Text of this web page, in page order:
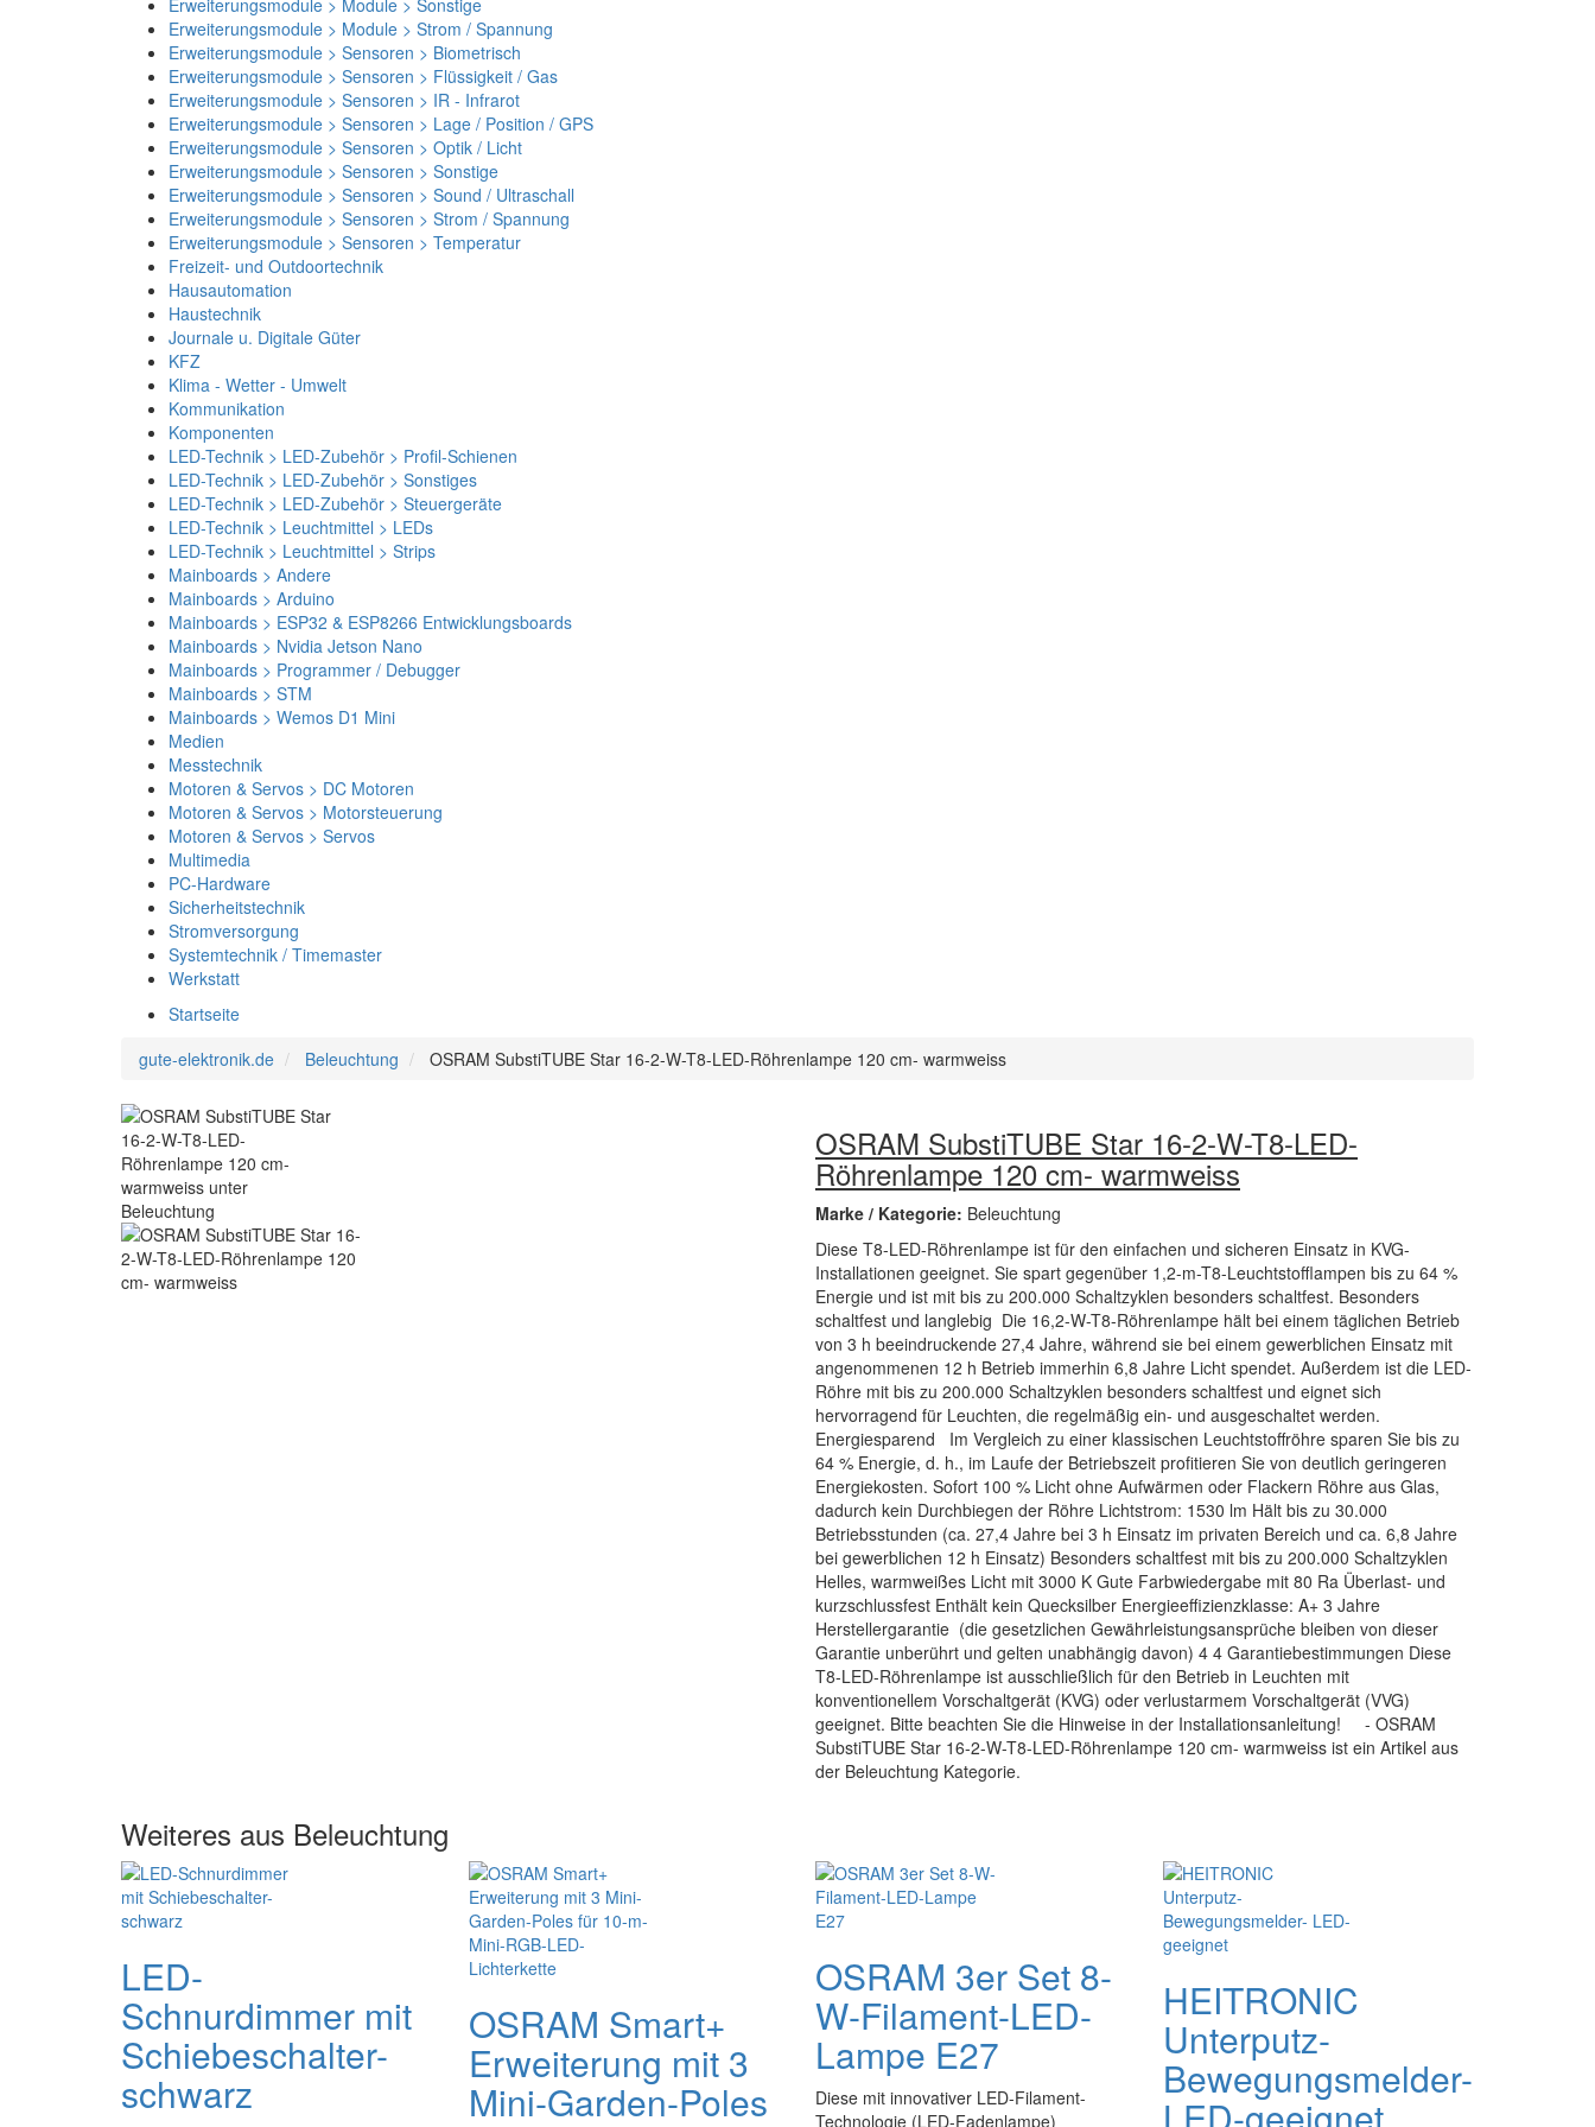
Erweiterungsmodule > Module > Sonstige
Erweiterungsmodule > Module > Strom / Spannung
Erweiterungsmodule > Sensoren > Biometrisch
Erweiterungsmodule > Sensoren > Flüssigkeit / Gas
Erweiterungsmodule > Sensoren > IR - Infrarot
Erweiterungsmodule > Sensoren > Lage / Position / GPS
Erweiterungsmodule > Sensoren > Optik / Licht
Erweiterungsmodule > Sensoren > Sonstige
Erweiterungsmodule > Sensoren > Sound / Ultraschall
Erweiterungsmodule > Sensoren > Strom / Spannung
Erweiterungsmodule > Sensoren > Temperatur
Freizeit- und Outdoortechnik
Hausautomation
Haustechnik
Journale u. Digitale Güter
KFZ
Klima - Wetter - Umwelt
Kommunikation
Komponenten
LED-Technik > LED-Zubehör > Profil-Schienen
LED-Technik > LED-Zubehör > Sonstiges
LED-Technik > LED-Zubehör > Steuergeräte
LED-Technik > Leuchtmittel > LEDs
LED-Technik > Leuchtmittel > Strips
Mainboards > Andere
Mainboards > Arduino
Mainboards > ESP32 & ESP8266 Entwicklungsboards
Mainboards > Nvidia Jetson Nano
Mainboards > Programmer / Debugger
Mainboards > STM
Mainboards > Wemos D1 Mini
Medien
Messtechnik
Motoren & Servos > DC Motoren
Motoren & Servos > Motorsteuerung
Motoren & Servos > Servos
Multimedia
PC-Hardware
Sicherheitstechnik
Stromversorgung
Systemtechnik / Timemaster
Werkstatt
Startseite
gute-elektronik.de
Beleuchtung OSRAM SubstiTUBE Star 16-2-W-T8-LED-Röhrenlampe 120 cm- warmweiss
OSRAM SubstiTUBE Star 16-2-W-T8-LED-
Röhrenlampe 120 cm- warmweiss
Marke / Kategorie: Beleuchtung
Diese T8-LED-Röhrenlampe ist für den einfachen und sicheren Einsatz in KVG-
Installationen geeignet. Sie spart gegenüber 1,2-m-T8-Leuchtstofflampen bis zu 64 %
Energie und ist mit bis zu 200.000 Schaltzyklen besonders schaltfest. Besonders
schaltfest und langlebig Die 16,2-W-T8-Röhrenlampe hält bei einem täglichen Betrieb
von 3 h beeindruckende 27,4 Jahre, während sie bei einem gewerblichen Einsatz mit
angenommenen 12 h Betrieb immerhin 6,8 Jahre Licht spendet. Außerdem ist die LED-
Röhre mit bis zu 200.000 Schaltzyklen besonders schaltfest und eignet sich
hervorragend für Leuchten, die regelmäßig ein- und ausgeschaltet werden.
Energiesparend Im Vergleich zu einer klassischen Leuchtstoffröhre sparen Sie bis zu
64 % Energie, d. h., im Laufe der Betriebszeit profitieren Sie von deutlich geringeren
Energiekosten. Sofort 100 % Licht ohne Aufwärmen oder Flackern Röhre aus Glas,
dadurch kein Durchbiegen der Röhre Lichtstrom: 1530 lm Hält bis zu 30.000
Betriebsstunden (ca. 27,4 Jahre bei 3 h Einsatz im privaten Bereich und ca. 6,8 Jahre
bei gewerblichen 12 h Einsatz) Besonders schaltfest mit bis zu 200.000 Schaltzyklen
Helles, warmweißes Licht mit 3000 K Gute Farbwiedergabe mit 80 Ra Überlast- und
kurzschlussfest Enthält kein Quecksilber Energieeffizienzklasse: A+ 3 Jahre
Herstellergarantie (die gesetzlichen Gewährleistungsansprüche bleiben von dieser
Garantie unberührt und gelten unabhängig davon) 4 4 Garantiebestimmungen Diese
T8-LED-Röhrenlampe ist ausschließlich für den Betrieb in Leuchten mit
konventionellem Vorschaltgerät (KVG) oder verlustarmem Vorschaltgerät (VVG)
geeignet. Bitte beachten Sie die Hinweise in der Installationsanleitung! - OSRAM
SubstiTUBE Star 16-2-W-T8-LED-Röhrenlampe 120 cm- warmweiss ist ein Artikel aus
der Beleuchtung Kategorie.
Weiteres aus Beleuchtung
LED-
Schnurdimmer mit
Schiebeschalter-
schwarz
OSRAM Smart+
Erweiterung mit 3
Mini-Garden-Poles
OSRAM 3er Set 8-
W-Filament-LED-
Lampe E27
Diese mit innovativer LED-Filament-
Technologie (LED-Fadenlampe)
HEITRONIC
Unterputz-
Bewegungsmelder-